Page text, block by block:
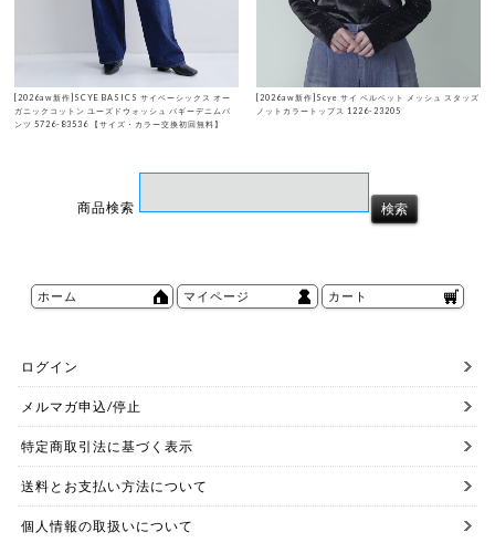
[2026aw新作]SCYE BASICS サイベーシックス オー
ガニックコットン ユーズドウォッシュ バギーデニムパ
ンツ 5726-83536 【サイズ・カラー交換初回無料】
[2026aw新作]Scye サイ ベルベット メッシュ スタッズ
ノットカラートップス 1226-23205
商品検索
ホーム マイページ カート
ログイン
メルマガ申込/停止
特定商取引法に基づく表示
送料とお支払い方法について
個人情報の取扱いについて